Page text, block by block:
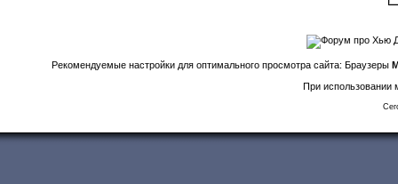
Рекомендуемые настройки для оптимального просмотра сайта: Браузеры
При использовании